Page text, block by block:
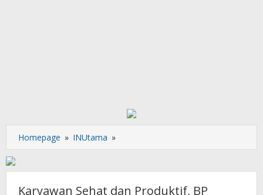
Homepage » INUtama »
Sehat
Produktif,
BP
Karyawan Sehat dan Produktif, BP